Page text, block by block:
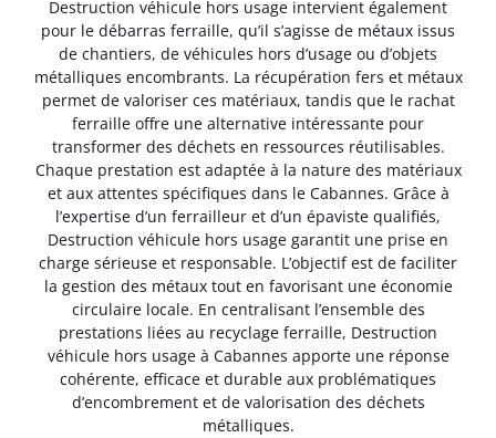
Destruction véhicule hors usage intervient également
pour le débarras ferraille, qu’il s’agisse de métaux issus
de chantiers, de véhicules hors d’usage ou d’objets
métalliques encombrants. La récupération fers et métaux
permet de valoriser ces matériaux, tandis que le rachat
ferraille offre une alternative intéressante pour
transformer des déchets en ressources réutilisables.
Chaque prestation est adaptée à la nature des matériaux
et aux attentes spécifiques dans le Cabannes. Grâce à
l’expertise d’un ferrailleur et d’un épaviste qualifiés,
Destruction véhicule hors usage garantit une prise en
charge sérieuse et responsable. L’objectif est de faciliter
la gestion des métaux tout en favorisant une économie
circulaire locale. En centralisant l’ensemble des
prestations liées au recyclage ferraille, Destruction
véhicule hors usage à Cabannes apporte une réponse
cohérente, efficace et durable aux problématiques
d’encombrement et de valorisation des déchets
métalliques.